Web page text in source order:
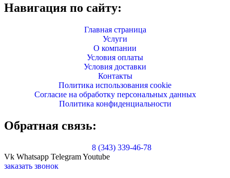
Навигация по сайту:
Главная страница
Услуги
О компании
Условия оплаты
Условия доставки
Контакты
Политика использования cookie
Согласие на обработку персональных данных
Политика конфиденциальности
Обратная связь:
8 (343) 339-46-78
Vk Whatsapp TelegramYoutube
заказать звонок